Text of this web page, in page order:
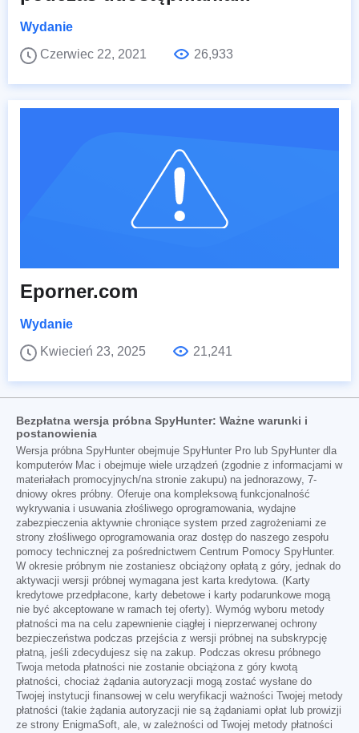
Wydanie
Czerwiec 22, 2021
26,933
Eporner.com
Wydanie
Kwiecień 23, 2025
21,241
Bezpłatna wersja próbna SpyHunter: Ważne warunki i
postanowienia
Wersja próbna SpyHunter obejmuje SpyHunter Pro lub SpyHunter dla
komputerów Mac i obejmuje wiele urządzeń (zgodnie z informacjami w
materiałach promocyjnych/na stronie zakupu) na jednorazowy, 7-
dniowy okres próbny. Oferuje ona kompleksową funkcjonalność
wykrywania i usuwania złośliwego oprogramowania, wydajne
zabezpieczenia aktywnie chroniące system przed zagrożeniami ze
strony złośliwego oprogramowania oraz dostęp do naszego zespołu
pomocy technicznej za pośrednictwem Centrum Pomocy SpyHunter.
W okresie próbnym nie zostaniesz obciążony opłatą z góry, jednak do
aktywacji wersji próbnej wymagana jest karta kredytowa. (Karty
kredytowe przedpłacone, karty debetowe i karty podarunkowe mogą
nie być akceptowane w ramach tej oferty). Wymóg wyboru metody
płatności ma na celu zapewnienie ciągłej i nieprzerwanej ochrony
bezpieczeństwa podczas przejścia z wersji próbnej na subskrypcję
płatną, jeśli zdecydujesz się na zakup. Podczas okresu próbnego
Twoja metoda płatności nie zostanie obciążona z góry kwotą
płatności, chociaż żądania autoryzacji mogą zostać wysłane do
Twojej instytucji finansowej w celu weryfikacji ważności Twojej metody
płatności (takie żądania autoryzacji nie są żądaniami opłat lub prowizji
ze strony EnigmaSoft, ale, w zależności od Twojej metody płatności